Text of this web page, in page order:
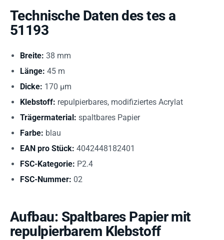
Technische Daten des tes a
51193
Breite: 38 mm
Länge: 45 m
Dicke: 170 µm
Klebstoff: repulpierbares, modifiziertes Acrylat
Trägermaterial: spaltbares Papier
Farbe: blau
EAN pro Stück: 4042448182401
FSC-Kategorie: P2.4
FSC-Nummer: 02
Aufbau: Spaltbares Papier mit
repulpierbarem Klebstoff